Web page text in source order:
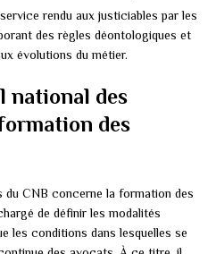
rendu aux justiciables par les
des règles déontologiques et
évolutions du métier.
national des
des
du CNB concerne la formation des
de définir les modalités
les conditions dans lesquelles se